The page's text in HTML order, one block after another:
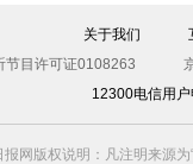
关于我们
节目许可证0108263
12300电信用
报网版权说明：凡注明来源